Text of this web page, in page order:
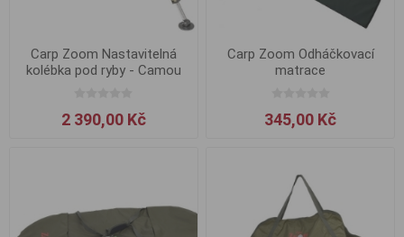
Carp Zoom Nastavitelná
kolébka pod ryby - Camou
2 390,00 Kč
Carp Zoom Odháčkovací
matrace
345,00 Kč